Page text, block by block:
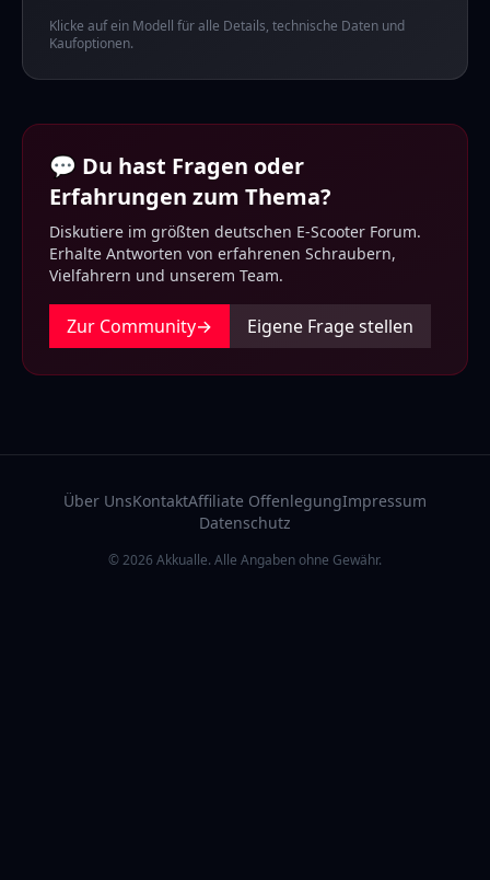
Klicke auf ein Modell für alle Details, technische Daten und
Kaufoptionen.
💬 Du hast Fragen oder
Erfahrungen zum Thema?
Diskutiere im größten deutschen E-Scooter Forum.
Erhalte Antworten von erfahrenen Schraubern,
Vielfahrern und unserem Team.
Zur Community→ Eigene Frage stellen
Über UnsKontaktAffiliate OffenlegungImpressum
Datenschutz
© 2026 Akkualle. Alle Angaben ohne Gewähr.